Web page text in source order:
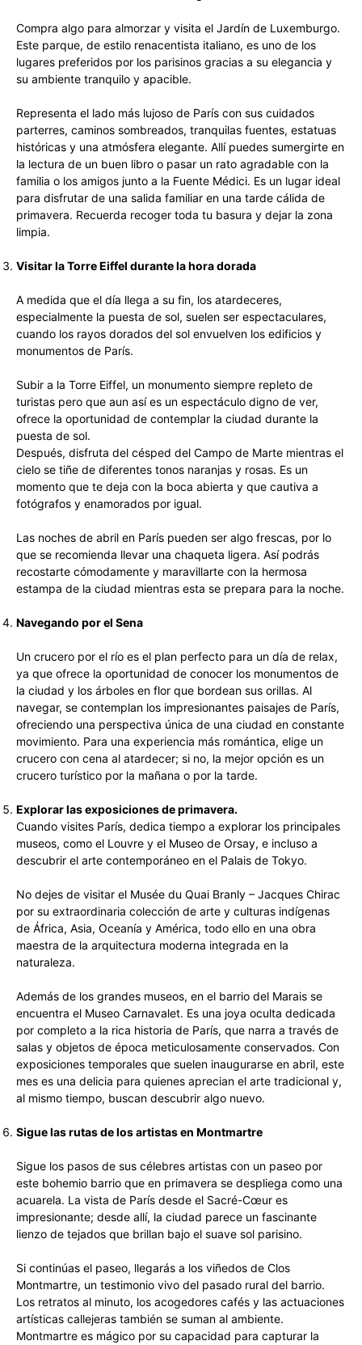
Compra algo para almorzar y visita el Jardín de Luxemburgo.
Este parque, de estilo renacentista italiano, es uno de los
lugares preferidos por los parisinos gracias a su elegancia y
su ambiente tranquilo y apacible.
Representa el lado más lujoso de París con sus cuidados
parterres, caminos sombreados, tranquilas fuentes, estatuas
históricas y una atmósfera elegante. Allí puedes sumergirte en
la lectura de un buen libro o pasar un rato agradable con la
familia o los amigos junto a la Fuente Médici. Es un lugar ideal
para disfrutar de una salida familiar en una tarde cálida de
primavera. Recuerda recoger toda tu basura y dejar la zona
limpia.
Visitar la Torre Eiffel durante la hora dorada
A medida que el día llega a su fin, los atardeceres,
especialmente la puesta de sol, suelen ser espectaculares,
cuando los rayos dorados del sol envuelven los edificios y
monumentos de París.
Subir a la Torre Eiffel, un monumento siempre repleto de
turistas pero que aun así es un espectáculo digno de ver,
ofrece la oportunidad de contemplar la ciudad durante la
puesta de sol.
Después, disfruta del césped del Campo de Marte mientras el
cielo se tiñe de diferentes tonos naranjas y rosas. Es un
momento que te deja con la boca abierta y que cautiva a
fotógrafos y enamorados por igual.
Las noches de abril en París pueden ser algo frescas, por lo
que se recomienda llevar una chaqueta ligera. Así podrás
recostarte cómodamente y maravillarte con la hermosa
estampa de la ciudad mientras esta se prepara para la noche.
Navegando por el Sena
Un crucero por el río es el plan perfecto para un día de relax,
ya que ofrece la oportunidad de conocer los monumentos de
la ciudad y los árboles en flor que bordean sus orillas. Al
navegar, se contemplan los impresionantes paisajes de París,
ofreciendo una perspectiva única de una ciudad en constante
movimiento. Para una experiencia más romántica, elige un
crucero con cena al atardecer; si no, la mejor opción es un
crucero turístico por la mañana o por la tarde.
Explorar las exposiciones de primavera.
Cuando visites París, dedica tiempo a explorar los principales
museos, como el Louvre y el Museo de Orsay, e incluso a
descubrir el arte contemporáneo en el Palais de Tokyo.
No dejes de visitar el Musée du Quai Branly – Jacques Chirac
por su extraordinaria colección de arte y culturas indígenas
de África, Asia, Oceanía y América, todo ello en una obra
maestra de la arquitectura moderna integrada en la
naturaleza.
Además de los grandes museos, en el barrio del Marais se
encuentra el Museo Carnavalet. Es una joya oculta dedicada
por completo a la rica historia de París, que narra a través de
salas y objetos de época meticulosamente conservados. Con
exposiciones temporales que suelen inaugurarse en abril, este
mes es una delicia para quienes aprecian el arte tradicional y,
al mismo tiempo, buscan descubrir algo nuevo.
Sigue las rutas de los artistas en Montmartre
Sigue los pasos de sus célebres artistas con un paseo por
este bohemio barrio que en primavera se despliega como una
acuarela. La vista de París desde el Sacré-Cœur es
impresionante; desde allí, la ciudad parece un fascinante
lienzo de tejados que brillan bajo el suave sol parisino.
Si continúas el paseo, llegarás a los viñedos de Clos
Montmartre, un testimonio vivo del pasado rural del barrio.
Los retratos al minuto, los acogedores cafés y las actuaciones
artísticas callejeras también se suman al ambiente.
Montmartre es mágico por su capacidad para capturar la